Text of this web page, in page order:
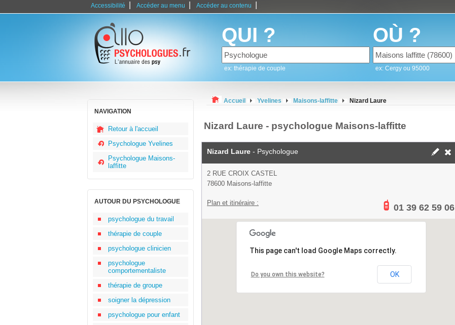
Accessibilité Accéder au menu Accéder au contenu
QUI ?
ex: thérapie de couple
OÙ ?
ex: Cergy ou 95000
NAVIGATION
Retour à l'accueil
Psychologue Yvelines
Psychologue Maisons-
laffitte
AUTOUR DU PSYCHOLOGUE
psychologue du travail
thérapie de couple
psychologue clinicien
psychologue
comportementaliste
thérapie de groupe
soigner la dépression
psychologue pour enfant
Accueil Yvelines Maisons-laffitte Nizard Laure
Nizard Laure - psychologue Maisons-laffitte
Nizard Laure - Psychologue
2 RUE CROIX CASTEL
78600 Maisons-laffitte
Plan et itinéraire : 01 39 62 59 06
This page can't load Google Maps correctly.
Do you own this website? OK